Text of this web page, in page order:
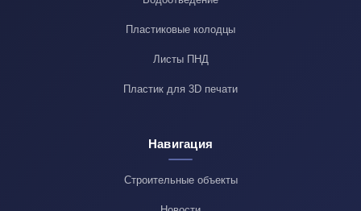
Пластиковые колодцы
Листы ПНД
Пластик для 3D печати
Навигация
Строительные объекты